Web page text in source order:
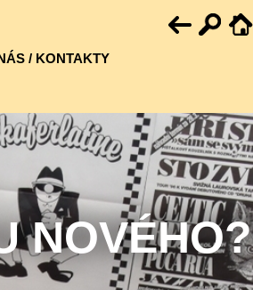
/ KONTAKTY
NOVÉHO?